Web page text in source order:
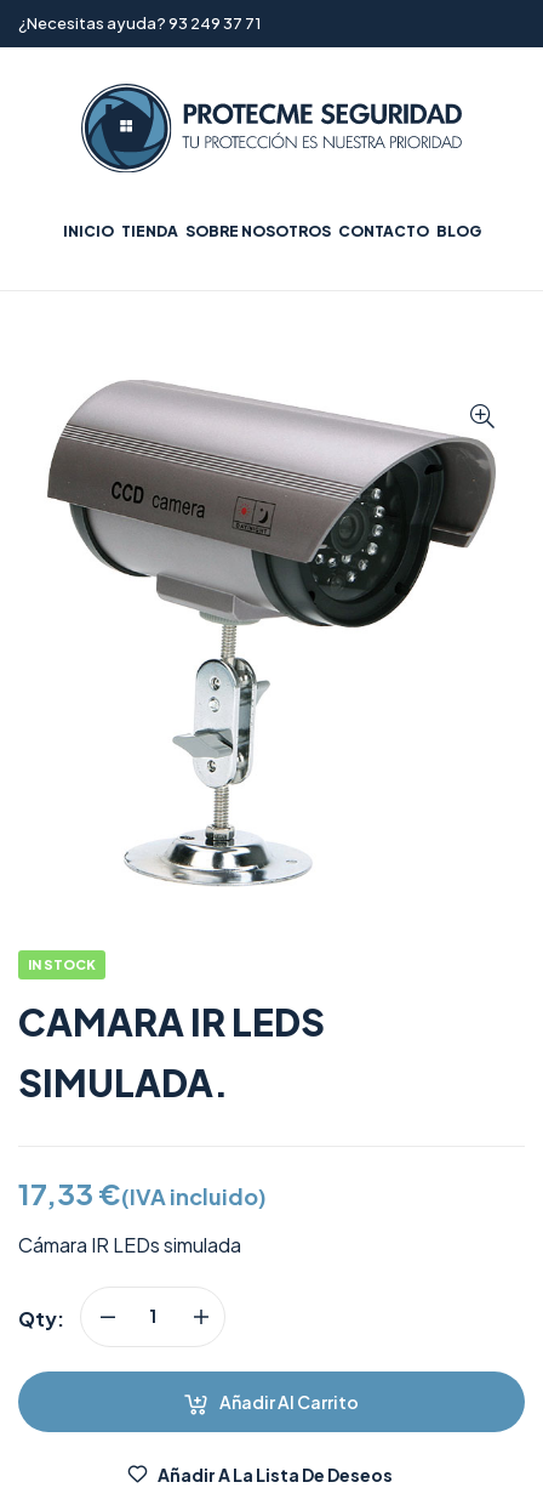
¿Necesitas ayuda? 93 249 37 71
INICIO TIENDA SOBRE NOSOTROS CONTACTO BLOG
IN STOCK
CAMARA IR LEDS
SIMULADA.
17,33 €(IVA incluido)
Cámara IR LEDs simulada
Qty:
Añadir Al Carrito
Añadir A La Lista De Deseos